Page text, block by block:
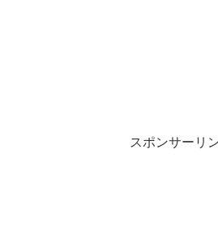
スポンサーリ